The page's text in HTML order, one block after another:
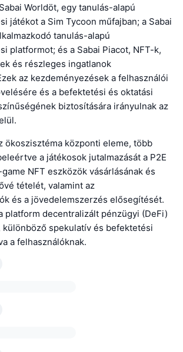
Worldöt, egy tanulás-alapú
játékot a Sim Tycoon műfajban; a Sabai
tanulás-alapú
platformot; és a Sabai Piacot, NFT-k,
és részleges ingatlanok
az kezdeményezések a felhasználói
és a befektetési és oktatási
biztosítására irányulnak az
ökoszisztéma központi eleme, több
a játékosok jutalmazását a P2E
NFT eszközök vásárlásának és
tételét, valamint az
és a jövedelemszerzés elősegítését.
platform decentralizált pénzügyi (DeFi)
különböző spekulatív és befektetési
a felhasználóknak.